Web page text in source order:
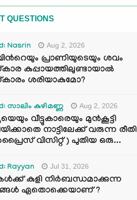
QUESTIONS
Nasrin Aug 2, 2026
പ്രാണിയുടെയും ശവം
കുപ്പായത്തിലുണ്ടായാൽ
ശരിയാകുമോ?
സാലിം കുഴിമണ്ണ Aug 2, 2026
വീട്ടുകാരെയും മുൻകൂട്ടി
നാട്ടിലേക്ക് വരുന്ന രീതി
വിസിറ്റ് ) പുതിയ ഒരു...
Rayyan Jul 31, 2026
കുളി നിർബന്ധമാക്കുന്ന
ഏതൊക്കെയാണ് ?